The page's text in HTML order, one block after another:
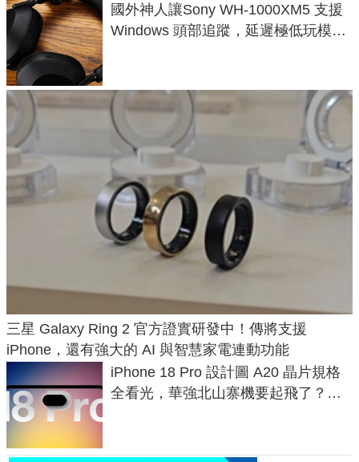
國外神人讓Sony WH-1000XM5 支援
Windows 頭部追蹤，延遲極低玩模擬
三星 Galaxy Ring 2 官方證實研發中！傳將支援
iPhone，還有強大的 AI 與智慧家電連動功能
iPhone 18 Pro 設計圖 A20 晶片規格
全看光，華強北山寨機要起飛了？專